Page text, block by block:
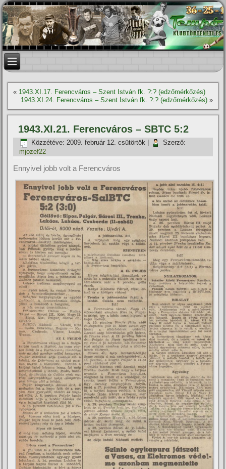
« 1943.XI.17. Ferencváros – Szent István fk. ?:? (edzőmérkőzés)
1943.XI.24. Ferencváros – Szent István fk. ?:? (edzőmérkőzés)»
1943.XI.21. Ferencváros – SBTC 5:2
Közzétéve: 2009. február 12. csütörtök
Szerző:
mjozef22
Ennyivel jobb volt a Ferencváros